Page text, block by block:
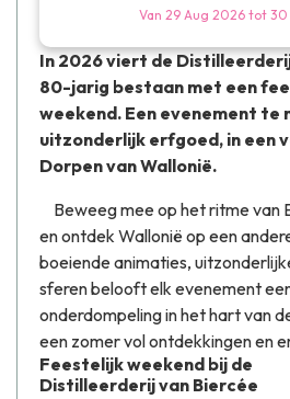
Van 29 Aug 2026 tot 30
In 2026 viert de
80-jarig bestaan met een
weekend. Een evenement te
uitzonderlijk erfgoed, in een
Dorpen van Wallonië.
Beweeg mee op het ritme van
en ontdek Wallonië op een
boeiende animaties,
sferen belooft elk evenement
onderdompeling in het hart van
een zomer vol ontdekkingen en
Feestelijk weekend bij de
Distilleerderij van Biercée